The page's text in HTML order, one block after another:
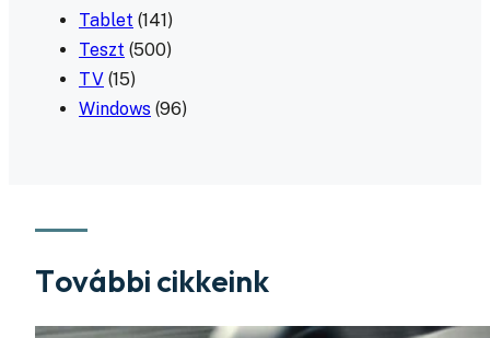
Tablet (141)
Teszt (500)
TV (15)
Windows (96)
További cikkeink